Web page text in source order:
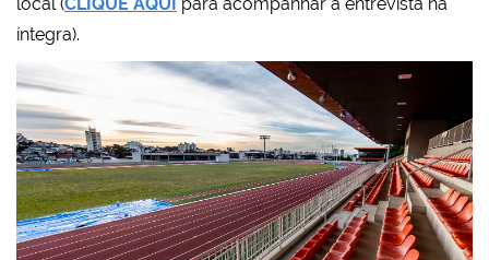
local (CLIQUE AQUI para acompanhar a entrevista na
íntegra).